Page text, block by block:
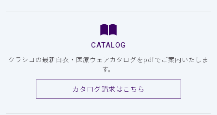
CATALOG
クラシコの最新白衣・医療ウェアカタログをpdfでご案内いたしま
す。
カタログ請求はこちら